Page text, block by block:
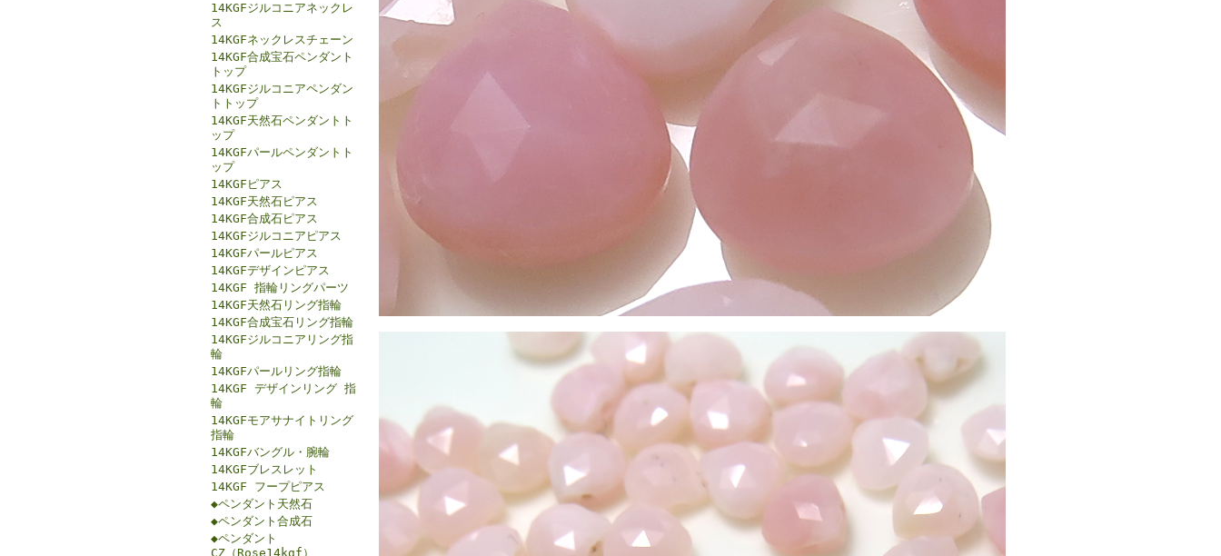
14KGFジルコニアネックレ
ス
14KGFネックレスチェーン
14KGF合成宝石ペンダント
トップ
14KGFジルコニアペンダン
トトップ
14KGF天然石ペンダントト
ップ
14KGFパールペンダントト
ップ
14KGFピアス
14KGF天然石ピアス
14KGF合成石ピアス
14KGFジルコニアピアス
14KGFパールピアス
14KGFデザインピアス
14KGF 指輪リングパーツ
14KGF天然石リング指輪
14KGF合成宝石リング指輪
14KGFジルコニアリング指
輪
14KGFパールリング指輪
14KGF デザインリング 指
輪
14KGFモアサナイトリング
指輪
14KGFバングル・腕輪
14KGFブレスレット
14KGF フープピアス
◆ペンダント天然石
◆ペンダント合成石
◆ペンダント
CZ（Rose14kgf）